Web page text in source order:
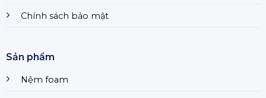
Chính sách bảo mật
Sản phẩm
Nệm foam